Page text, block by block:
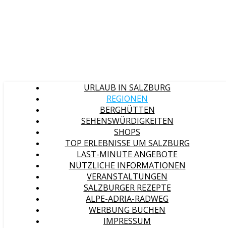
URLAUB IN SALZBURG
REGIONEN
BERGHÜTTEN
SEHENSWÜRDIGKEITEN
SHOPS
TOP ERLEBNISSE UM SALZBURG
LAST-MINUTE ANGEBOTE
NÜTZLICHE INFORMATIONEN
VERANSTALTUNGEN
SALZBURGER REZEPTE
ALPE-ADRIA-RADWEG
WERBUNG BUCHEN
IMPRESSUM